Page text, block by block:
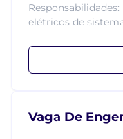
elétricos de
Vaga De